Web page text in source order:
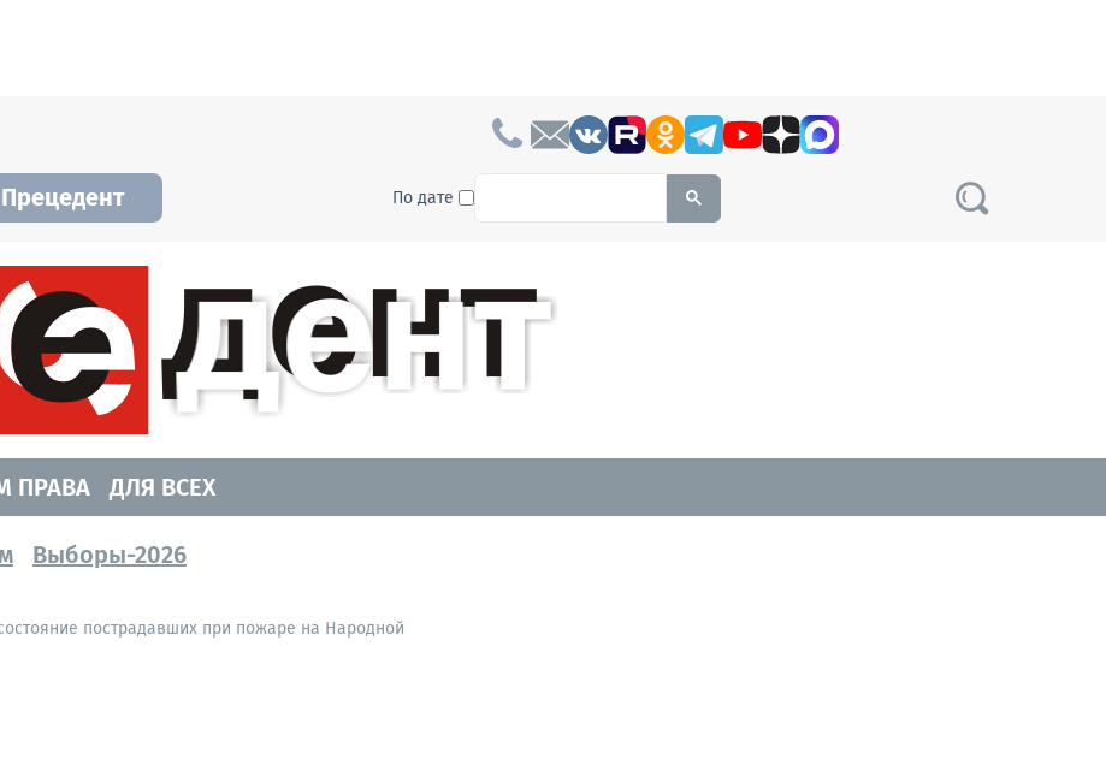
По дате To search this site, enter a search term
ПРАВА ДЛЯ ВСЕХ
Выборы-2026
пострадавших при пожаре на Народной